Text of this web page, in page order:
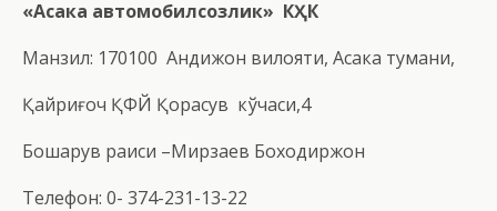
«Асака автомобилсозлик» КҲК
Манзил: 170100 Андижон вилояти, Асака тумани,
Қайриғоч ҚФЙ Қорасув кўчаси,4
Бошқарув раиси –Мирзаев Боходиржон
Телефон: 0- 374-231-13-22